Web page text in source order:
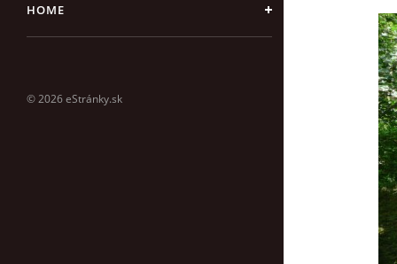
HOME
© 2026 eStránky.sk